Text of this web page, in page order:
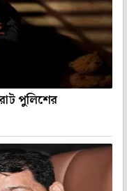
পুলিশের